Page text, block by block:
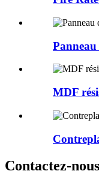
MDF
Contactez-nous